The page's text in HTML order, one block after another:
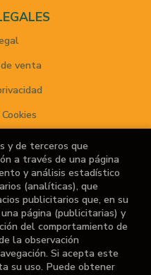
venta
CLIENTE
que buscas?
y de terceros que
a través de una página
y análisis estadístico
(analíticas), que
publicitarios que, en su
página (publicitarias) y
del comportamiento de
la observación
Si acepta este
su uso. Puede obtener